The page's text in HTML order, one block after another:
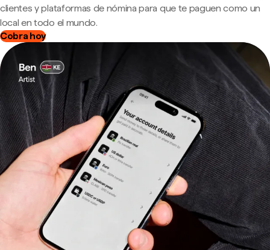
clientes y plataformas de nómina para que te paguen como un
local en todo el mundo.
Cobra hoy